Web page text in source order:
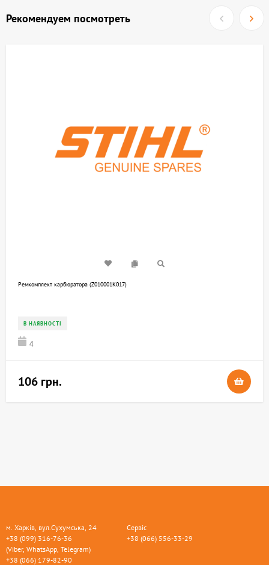
Рекомендуем посмотреть
Ремкомплект карбюратора (Z010001K017)
В НАЯВНОСТІ
4
106 грн.
м. Харків, вул.Сухумська, 24
+38 (099) 316-76-36
(Viber, WhatsApp, Telegram)
+38 (066) 179-82-90
Сервіс
+38 (066) 556-33-29